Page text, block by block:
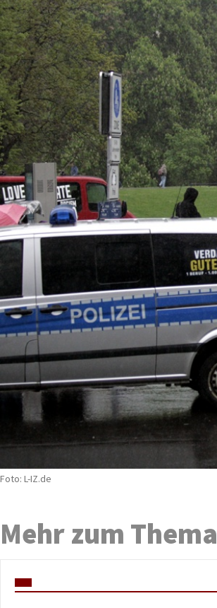
Foto: L-IZ.de
Mehr zum Thema